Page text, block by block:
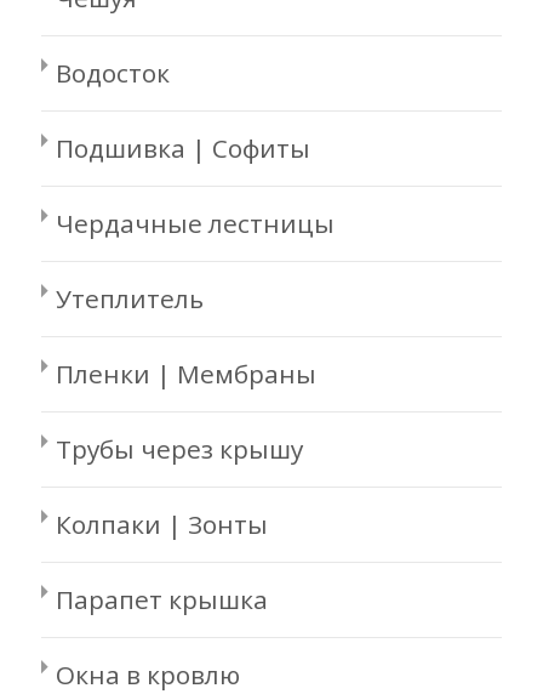
Водосток
Подшивка | Софиты
Чердачные лестницы
Утеплитель
Пленки | Мембраны
Трубы через крышу
Колпаки | Зонты
Парапет крышка
Окна в кровлю